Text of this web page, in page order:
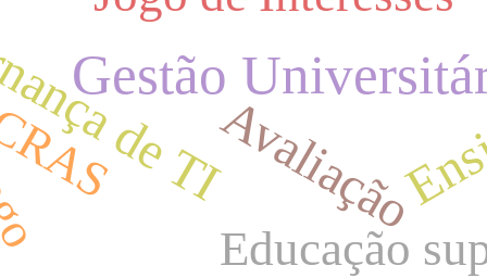
Gestão
de TIAvaliação
Educação